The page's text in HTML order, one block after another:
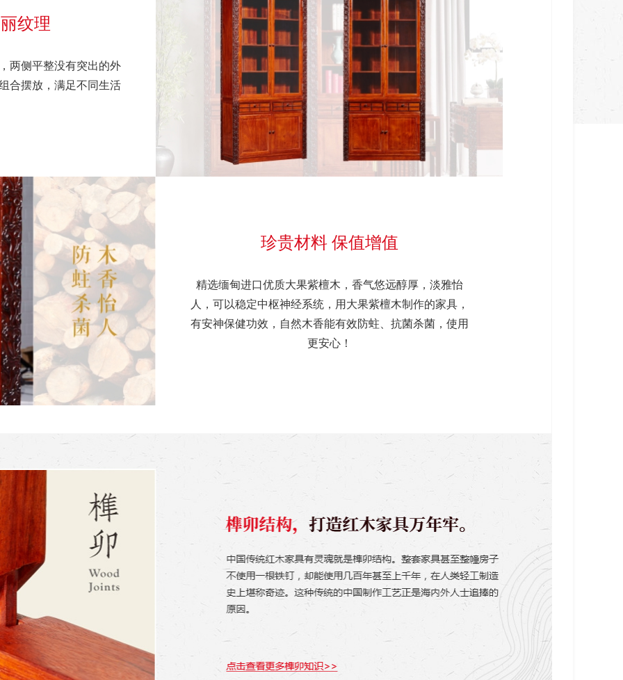
纹理
两侧平整没有突出的外
合摆放，满足不同生活
珍贵材料 保值增值
精选缅甸进口优质大果紫檀木，香气悠远醇厚，淡雅怡
人，可以稳定中枢神经系统，用大果紫檀木制作的家具，
有安神保健功效，自然木香能有效防蛀、抗菌杀菌，使用
更安心！